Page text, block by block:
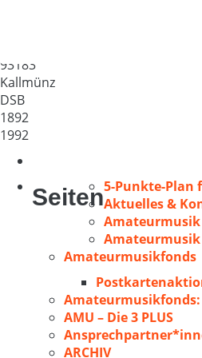
93183
Kallmünz
DSB
1892
1992
Seiten5-Punkte-Plan
Aktuelles &
Amateurmusik
Amateurmusikfonds
AMU – Die 3 PLUS
ARCHIV